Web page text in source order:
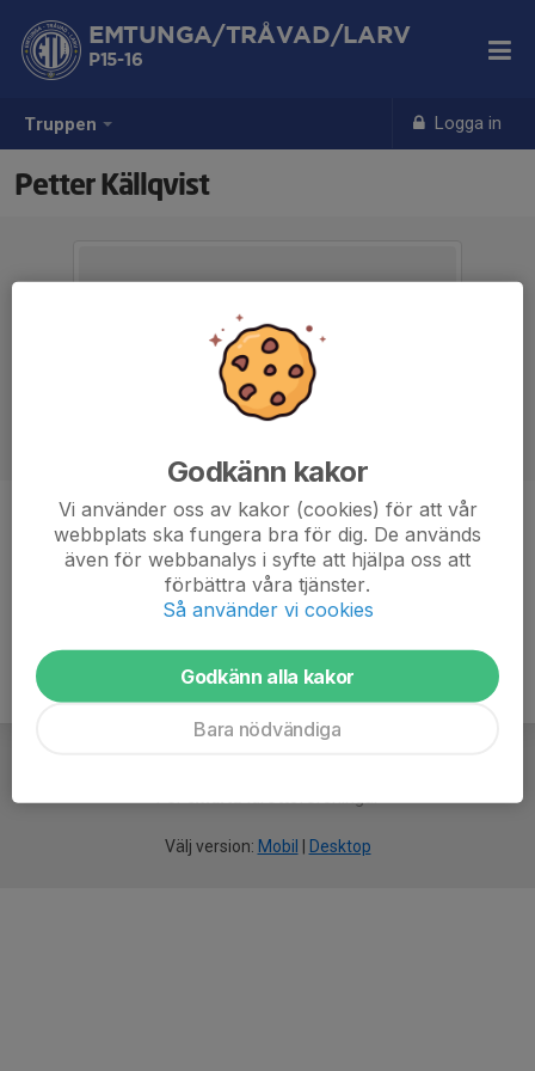
Truppen Logga in
EMTUNGA/TRÅVAD/LARV
P15-16
Petter Källqvist
Titel
Tränare
42 år
Försmartaidrottsföreningar
Välj version: Mobil Desktop
Godkänn kakor
Vi använder oss av kakor (cookies) för att vår
webbplats ska fungera bra för dig. De används
även för webbanalys i syfte att hjälpa oss att
förbättra våra tjänster.
Så använder vi cookies
Godkänn alla kakor
Bara nödvändiga